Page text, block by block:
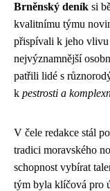
Brněnský deník si
kvalitnímu týmu
přispívali k jeho vlivu
nejvýznamnější
patřili lidé s
k pestrosti a
V čele redakce stál
tradici moravského
schopnost vybírat
tým byla klíčová pro